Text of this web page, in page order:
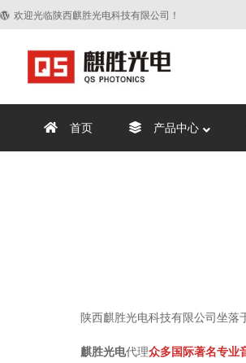
欢迎光临陕西麒胜光电科技有限公司！
首页 产品中心
陕西麒胜光电科技有限公司坐落
麒胜光电代理众多国际著名专业